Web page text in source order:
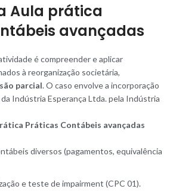
Aula prática
avançadas
é compreender e aplicar
à reorganização societária,
parcial. O caso envolve a incorporação
Indústria Esperança Ltda. pela Indústria
Práticas Contábeis avançadas
diversos (pagamentos, equivalência
e teste de impairment (CPC 01).